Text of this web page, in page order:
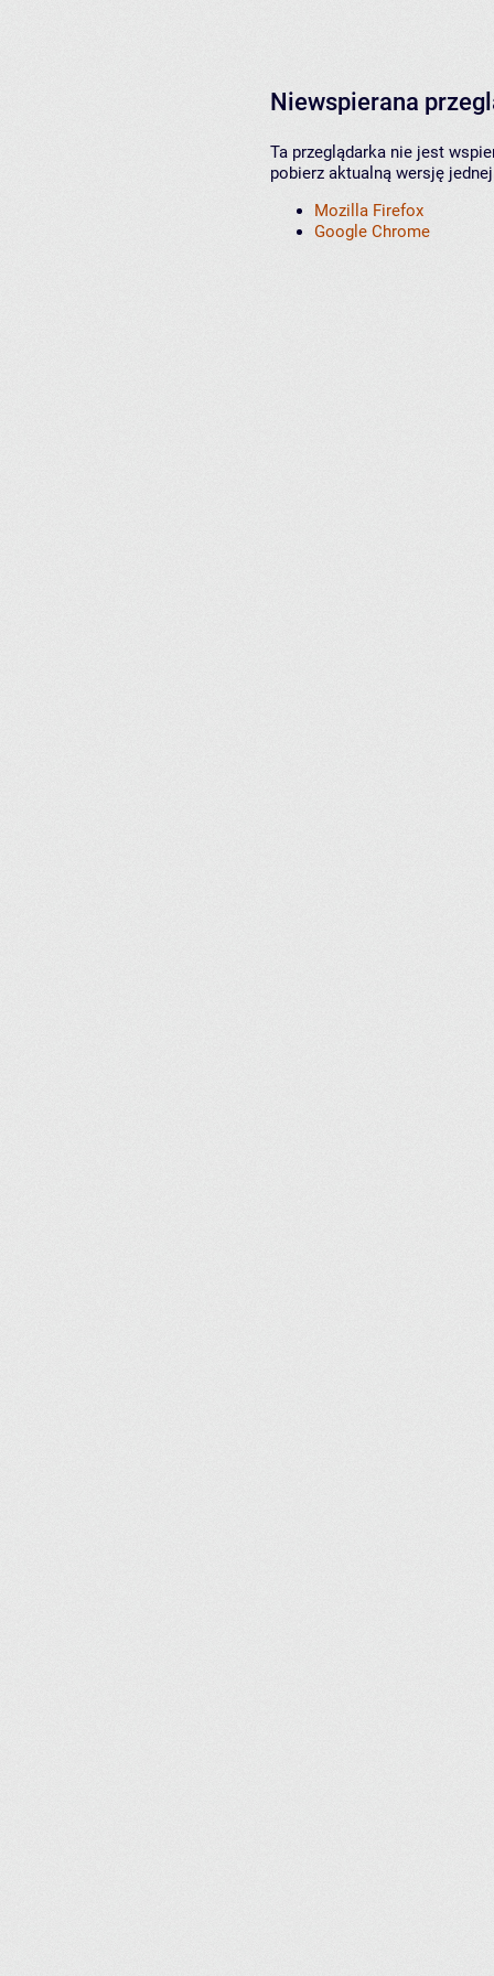
Niewspierana
Ta przeglądarka nie jest
pobierz aktualną wersję
Mozilla Firefox
Google Chrome